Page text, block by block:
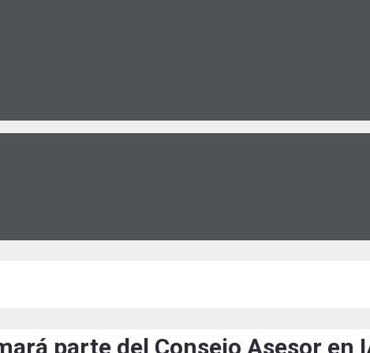
parte del Consejo Asesor en